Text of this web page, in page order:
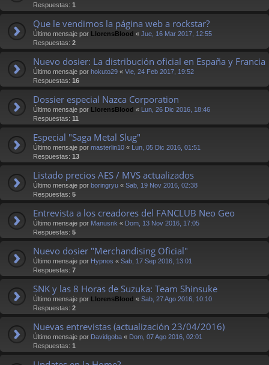
Respuestas: 1
Que le vendimos la página web a rockstar?
Último mensaje por LlorensBlood « Jue, 16 Mar 2017, 12:55
Respuestas: 2
Nuevo dosier: La distribución oficial en España y Francia
Último mensaje por hokuto29 « Vie, 24 Feb 2017, 19:52
Respuestas: 16
Dossier especial Nazca Corporation
Último mensaje por LlorensBlood « Lun, 26 Dic 2016, 18:46
Respuestas: 11
Especial "Saga Metal Slug"
Último mensaje por masterlin10 « Lun, 05 Dic 2016, 01:51
Respuestas: 13
Listado precios AES / MVS actualizados
Último mensaje por boringryu « Sab, 19 Nov 2016, 02:38
Respuestas: 5
Entrevista a los creadores del FANCLUB Neo Geo
Último mensaje por Manusnk « Dom, 13 Nov 2016, 17:05
Respuestas: 5
Nuevo dosier "Merchandising Oficial"
Último mensaje por Hypnos « Sab, 17 Sep 2016, 13:01
Respuestas: 7
SNK y las 8 Horas de Suzuka: Team Shinsuke
Último mensaje por LlorensBlood « Sab, 27 Ago 2016, 10:10
Respuestas: 2
Nuevas entrevistas (actualización 23/04/2016)
Último mensaje por Davidgoba « Dom, 07 Ago 2016, 02:01
Respuestas: 1